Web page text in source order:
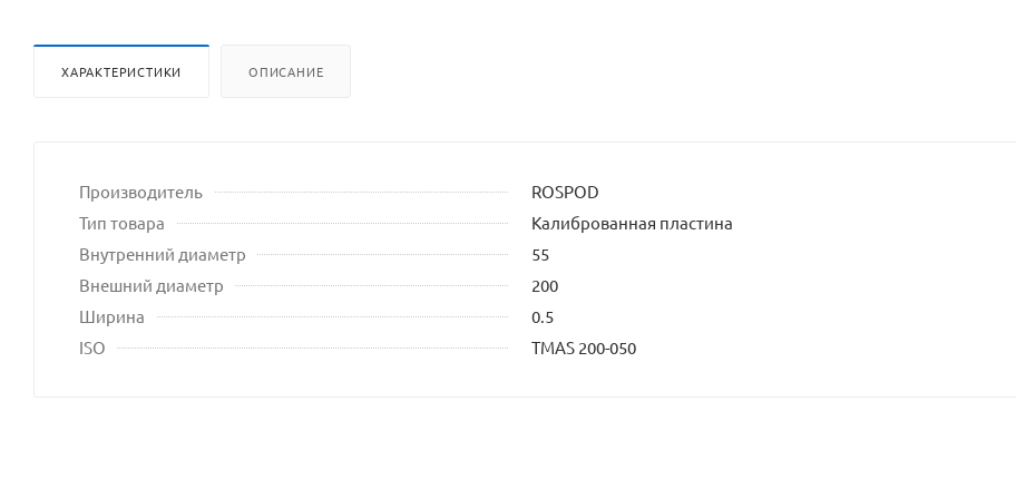
ХАРАКТЕРИСТИКИ ОПИСАНИЕ
Производитель
ROSPOD
Тип товара
Калиброванная пластина
Внутренний диаметр
55
Внешний диаметр
200
Ширина
0.5
ISO
TMAS 200-050